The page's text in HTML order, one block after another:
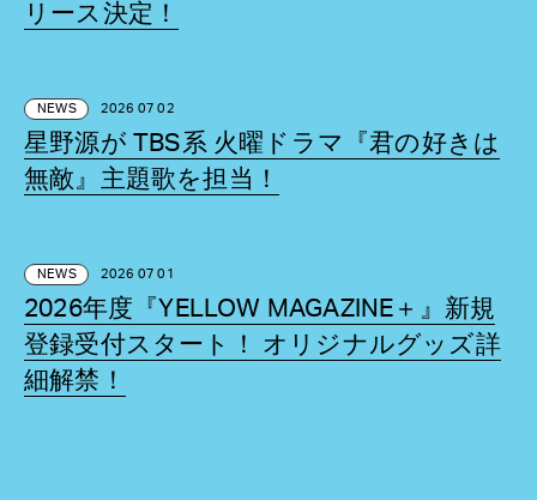
リース決定！
NEWS 2026 07 02
星野源が TBS系 火曜ドラマ『君の好きは
無敵』主題歌を担当！
NEWS 2026 07 01
2026年度『YELLOW MAGAZINE＋』新規
登録受付スタート！ オリジナルグッズ詳
細解禁！